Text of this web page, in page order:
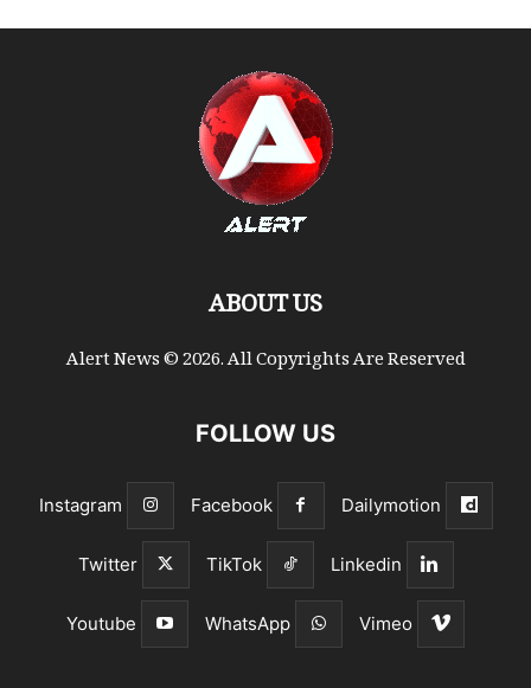
ABOUT US
Alert News © 2026. All Copyrights Are Reserved
FOLLOW US
Dailymotion
Facebook
Instagram
Linkedin
TikTok
Twitter
Vimeo
WhatsApp
Youtube